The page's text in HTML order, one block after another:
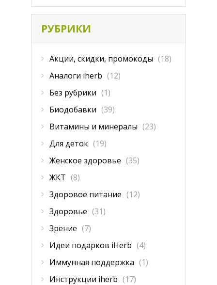
РУБРИКИ
Акции, скидки, промокоды (18)
Аналоги iherb (12)
Без рубрики (1)
Биодобавки (39)
Витамины и минералы (23)
Для деток (19)
Женское здоровье (35)
ЖКТ (8)
Здоровое питание (12)
Здоровье (31)
Зрение (7)
Идеи подарков iHerb (4)
Иммунная поддержка (1)
Инструкции iherb (17)